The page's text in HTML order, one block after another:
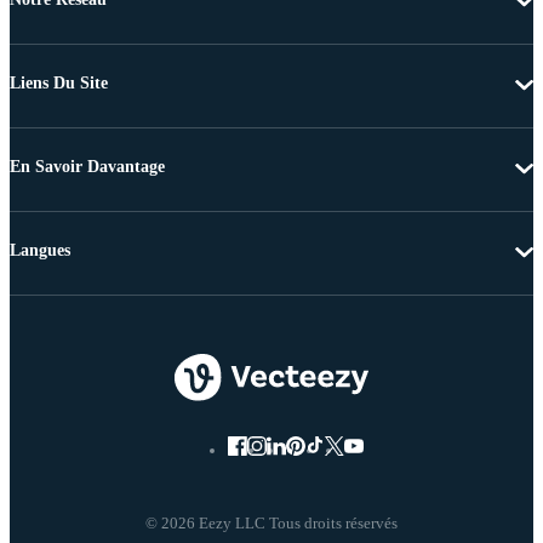
Liens Du Site
En Savoir Davantage
© 2026 Eezy LLC Tous droits réservés
Langues